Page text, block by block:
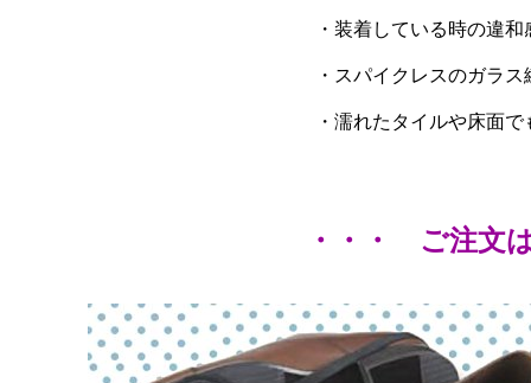
・装着している時の違
・スパイクレスのガラ
・濡れたタイルや床面
・・・ ご注文